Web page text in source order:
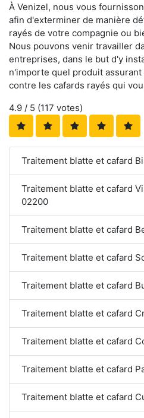
À Venizel, nous vous
afin d'exterminer de manière
rayés de votre compagnie ou
Nous pouvons venir travailler
entreprises, dans le but d'y
n'importe quel produit
contre les cafards rayés qui
4.9 / 5 (117 votes)
Traitement blatte et cafard
Traitement blatte et cafard
02200
Traitement blatte et cafard
Traitement blatte et cafard
Traitement blatte et cafard
Traitement blatte et cafard
Traitement blatte et cafard
Traitement blatte et cafard
Traitement blatte et cafard